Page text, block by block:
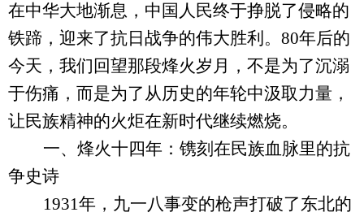
在中华大地渐息，中国人民终于挣脱了侵略的
铁蹄，迎来了抗日战争的伟大胜利。80年后的
今天，我们回望那段烽火岁月，不是为了沉溺
于伤痛，而是为了从历史的年轮中汲取力量，
让民族精神的火炬在新时代继续燃烧。
一、 烽火十四年：镌刻在民族血脉里的抗
争史诗
1931年，九一八事变的枪声打破了东北的